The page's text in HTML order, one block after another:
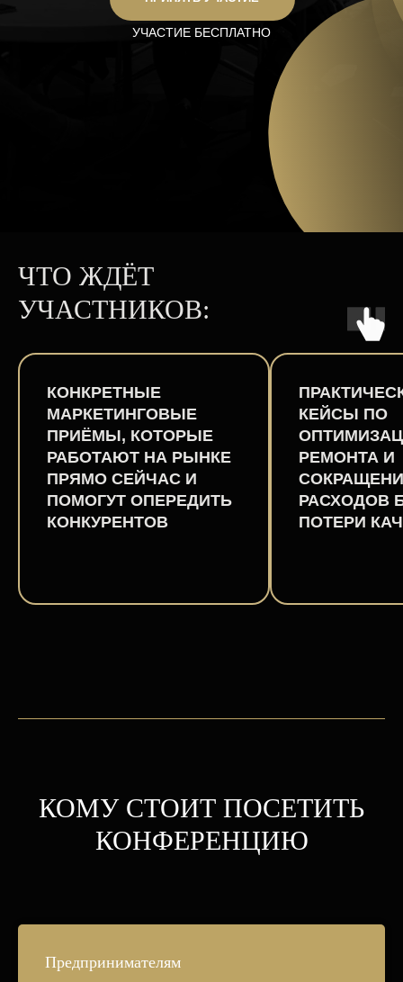
ЧТО ЖДЁТ
УЧАСТНИКОВ:
КОНКРЕТНЫЕ
МАРКЕТИНГОВЫЕ
ПРИЁМЫ, КОТОРЫЕ
РАБОТАЮТ НА РЫНКЕ
ПРЯМО СЕЙЧАС И
ПОМОГУТ ОПЕРЕДИТЬ
КОНКУРЕНТОВ
КЕЙСЫ ПО
РЕМОНТА И
РАСХОДОВ
ПОТЕРИ
КОМУ СТОИТ ПОСЕТИТЬ
КОНФЕРЕНЦИЮ
Предпринимателям